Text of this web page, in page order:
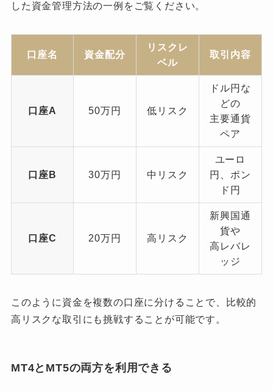
した資金管理方法の一例をご覧ください。
口座名 資金配分
リスクレ
ベル
取引内容
口座A 50万円 低リスク
ドル円な
どの
主要通貨
ペア
口座B 30万円 中リスク
ユーロ
円、ポン
ド円
口座C 20万円 高リスク
新興国通
貨や
高レバレ
ッジ
このように資金を複数の口座に分けることで、比較的
高リスクな取引にも挑戦することが可能です。
MT4とMT5の両方を利用できる